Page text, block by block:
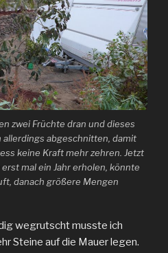
zwei Früchte dran und dieses
allerdings abgeschnitten, damit
keine Kraft mehr zehren. Jetzt
mal ein Jahr erholen, könnte
danach größere Mengen
wegrutscht musste ich
Steine auf die Mauer legen.